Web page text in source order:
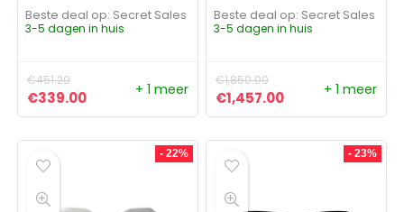
Beste deal op:
Secret Sales
3-5 dagen in huis
€451.20
Oorspronkelijke prijs was: €451.20.
€339.00Huidige prijs is: €339.00.
+ 1 meer
Beste deal op:
Secret Sales
3-5 dagen in huis
€1,850.00
Oorspronkelijke prijs was:
€1,457.00Huidige prijs is:
+ 1 meer
- 22% - 23%